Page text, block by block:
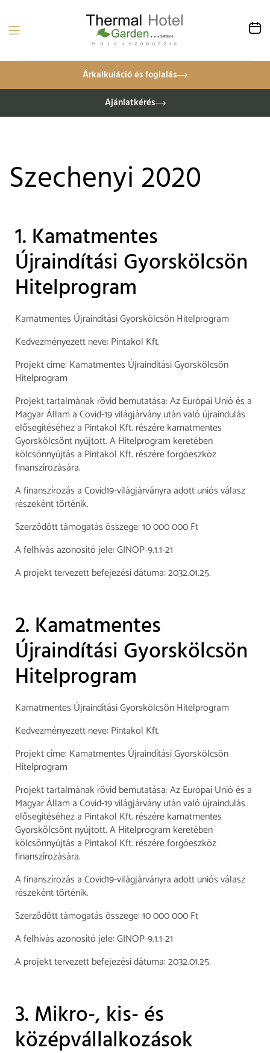
Árkalkuláció és foglalás
Ajánlatkérés
Szechenyi 2020
1. Kamatmentes
Újraindítási Gyorskölcsön
Hitelprogram
Kamatmentes Újraindítási Gyorskölcsön Hitelprogram
Kedvezményezett neve: Pintakol Kft.
Projekt címe: Kamatmentes Újraindítási Gyorskölcsön
Hitelprogram
Projekt tartalmának rövid bemutatása: Az Európai Unió és a
Magyar Állam a Covid-19 világjárvány után való újraindulás
elősegítéséhez a Pintakol Kft. részére kamatmentes
Gyorskölcsönt nyújtott. A Hitelprogram keretében
kölcsönnyújtás a Pintakol Kft. részére forgóeszköz
finanszírozására.
A finanszírozás a Covid19-világjárványra adott uniós válasz
részeként történik.
Szerződött támogatás összege: 10 000 000 Ft
A felhívás azonosító jele: GINOP-9.1.1-21
A projekt tervezett befejezési dátuma: 2032.01.25.
2. Kamatmentes
Újraindítási Gyorskölcsön
Hitelprogram
Kamatmentes Újraindítási Gyorskölcsön Hitelprogram
Kedvezményezett neve: Pintakol Kft.
Projekt címe: Kamatmentes Újraindítási Gyorskölcsön
Hitelprogram
Projekt tartalmának rövid bemutatása: Az Európai Unió és a
Magyar Állam a Covid-19 világjárvány után való újraindulás
elősegítéséhez a Pintakol Kft. részére kamatmentes
Gyorskölcsönt nyújtott. A Hitelprogram keretében
kölcsönnyújtás a Pintakol Kft. részére forgóeszköz
finanszírozására.
A finanszírozás a Covid19-világjárványra adott uniós válasz
részeként történik.
Szerződött támogatás összege: 10 000 000 Ft
A felhívás azonosító jele: GINOP-9.1.1-21
A projekt tervezett befejezési dátuma: 2032.01.25.
3. Mikro-, kis- és
középvállalkozások